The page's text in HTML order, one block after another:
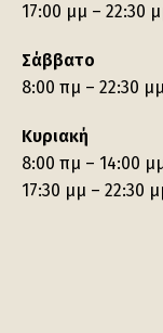
17:00 μμ – 22:30
Σάββατο
8:00 πμ – 22:30 μμ
Κυριακή
8:00 πμ – 14:00
17:30 μμ – 22:30